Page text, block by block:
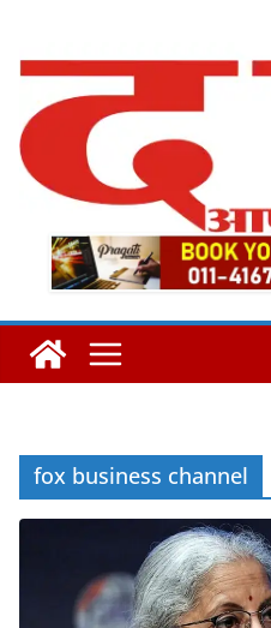
content
fox business channel